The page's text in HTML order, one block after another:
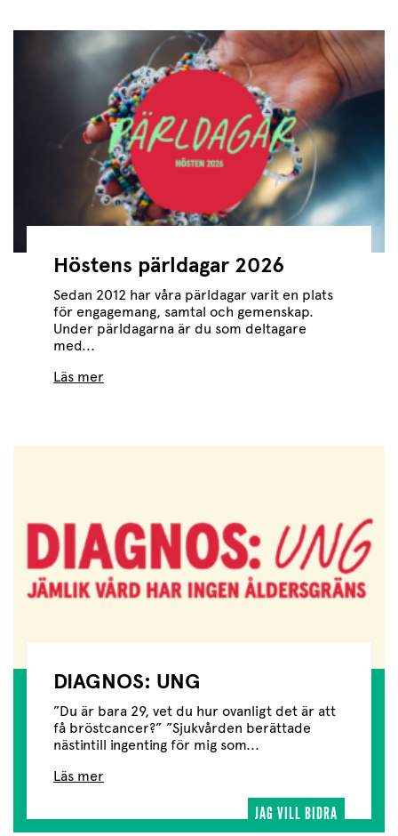
Höstens pärldagar 2026
Sedan 2012 har våra pärldagar varit en plats
för engagemang, samtal och gemenskap.
Under pärldagarna är du som deltagare
med...
Läs mer
DIAGNOS: UNG
”Du är bara 29, vet du hur ovanligt det är att
få bröstcancer?” ”Sjukvården berättade
nästintill ingenting för mig som...
Läs mer
JAG VILL BIDRA